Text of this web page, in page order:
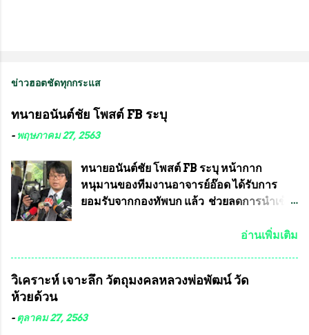
ข่าวฮอตชัดทุกกระแส
ทนายอนันต์ชัย โพสต์ FB ระบุ
- พฤษภาคม 27, 2563
ทนายอนันต์ชัย โพสต์ FB ระบุ หน้ากาก
หนุมานของทีมงานอาจารย์อ๊อด ได้รับการ
ยอมรับจากกองทัพบก แล้ว ช่วยลดการนำเข้า
เดช ทนายความชื่อดัง ได้โพสต์ข้อความใน
อาจารย์อ๊อด อาจารย์ประจำภาควิชาเคมี
มหาวิทยาลัยเกษตรศาสตร์ และทีมงานนักวิจัย
อ่านเพิ่มเติม
วิเคราะห์ เจาะลึก วัตถุมงคลหลวงพ่อพัฒน์ วัด
ห้วยด้วน
-ตุลาคม 27, 2563